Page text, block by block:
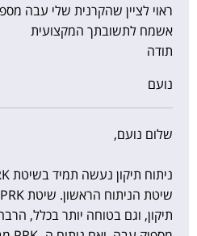
ראוי לציין שהקרנית שלי עבה
אשמח לתשובתך המקצועית
תודה
נועם
שלום נועם,
תיקון, וגם בטוחה יותר בכלל,